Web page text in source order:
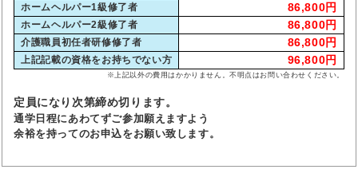
ホームヘルパー1級修了者 86,800円
ホームヘルパー2級修了者 86,800円
介護職員初任者研修修了者 86,800円
上記記載の資格をお持ちでない方 96,800円
※上記以外の費用はかかりません。不明点はお問い合わせください。
定員になり次第締め切ります。
通学日程にあわてずご参加願えますよう
余裕を持ってのお申込をお願い致します。